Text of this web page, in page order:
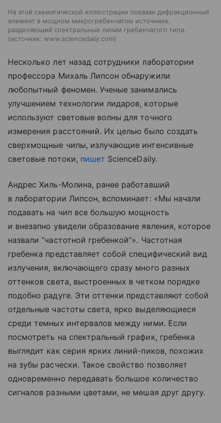
На этой схематической иллюстрации показан дифракционный
элемент в мощном микрогребенчатом источнике,
разделяющий спектральные линии гребенчатого типа.
источник: www.sciencedaily.com
Несколько лет назад сотрудники лаборатории
профессора Михаль Липсон обнаружили
любопытный феномен. Ученые занимались
улучшением технологии лидаров, которые
используют световые волны для точного
измерения расстояний. Их целью было создать
сверхмощные чипы, излучающие интенсивные
световые потоки, пишет ScienceDaily.
Андрес Хиль-Молина, ранее работавший
в лаборатории Липсон, вспоминает: «Мы начали
подавать на чип все большую мощность
и внезапно увидели образование явления, которое
назвали “частотной гребенкой”». Частотная
гребенка представляет собой специфический вид
излучения, включающего сразу много разных
оттенков света, выстроенных в четком порядке
подобно радуге. Эти оттенки представляют собой
отдельные частоты света, ярко выделяющиеся
среди темных интервалов между ними. Если
посмотреть на спектральный график, гребенка
выглядит как серия ярких линий-пиков, похожих
на зубы расчески. Такое свойство позволяет
одновременно передавать большое количество
сигналов разными цветами, не мешая друг другу.